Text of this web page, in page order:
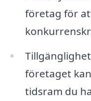
företag för
företaget
tidsram du